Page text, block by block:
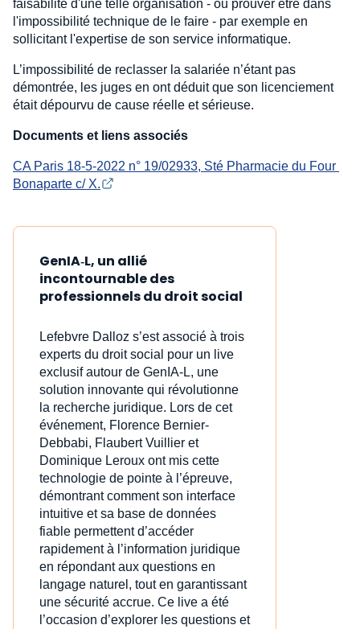
faisabilité d'une telle organisation - ou prouver être dans
l'impossibilité technique de le faire - par exemple en
sollicitant l'expertise de son service informatique.
L’impossibilité de reclasser la salariée n’étant pas
démontrée, les juges en ont déduit que son licenciement
était dépourvu de cause réelle et sérieuse.
Documents et liens associés
CA Paris 18-5-2022 n° 19/02933, Sté Pharmacie du Four
Bonaparte c/ X.
GenIA‑L, un allié
incontournable des
professionnels du droit social
Lefebvre Dalloz s’est associé à trois
experts du droit social pour un live
exclusif autour de GenIA‑L, une
solution innovante qui révolutionne
la recherche juridique. Lors de cet
événement, Florence Bernier-
Debbabi, Flaubert Vuillier et
Dominique Leroux ont mis cette
technologie de pointe à l’épreuve,
démontrant comment son interface
intuitive et sa base de données
fiable permettent d’accéder
rapidement à l’information juridique
en répondant aux questions en
langage naturel, tout en garantissant
une sécurité accrue. Ce live a été
l’occasion d’explorer les questions et